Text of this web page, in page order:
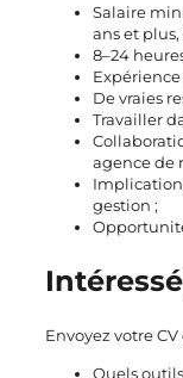
Salaire
ans et
8–24
Expérience
De vraies
Travailler
agence de
Implication
gestion ;
Envoyez votre
Quels